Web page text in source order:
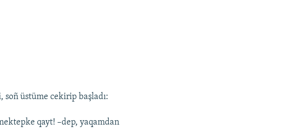
soñ üstüme cekirip başladı:
qayt! –dep, yaqamdan